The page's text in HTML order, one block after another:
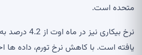
متحده است.
یافته است. با کاهش نرخ تورم، داده